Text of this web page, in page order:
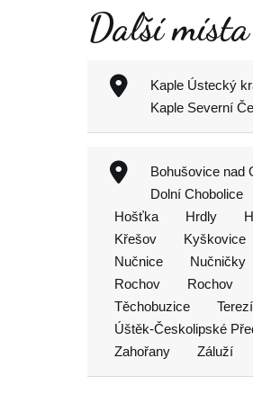
Další
Kaple Ústecký
Kaple Severní
Bohušovice nad
Dolní Chobolice
Hošťka
Hrdly
Křešov
Kyškovice
Nučnice
Nučničky
Rochov
Rochov
Těchobuzice
Úštěk-Českolipské
Zahořany
Záluží